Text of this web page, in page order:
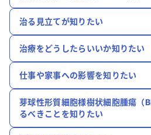
治る見立てが知りたい
治療をどうしたらいいか知りたい
仕事や家事への影響を知りたい
芽球性形質細胞様樹状細胞腫瘍（
るべきことを知りたい